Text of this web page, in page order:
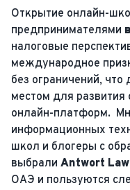
Открытие онлайн-
предпринимателями
налоговые
международное
без ограничений,
местом для развития
онлайн-платформ.
информационных
школ и блогеры с
выбрали Antwort Law
ОАЭ и пользуются